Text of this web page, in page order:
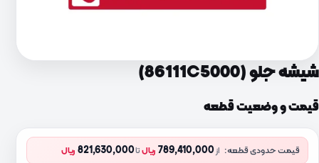
شیشه جلو (86111C5000)
قیمت و وضعیت قطعه
قیمت حدودی قطعه: از789,410,000 ریالتا821,630,000 ریال